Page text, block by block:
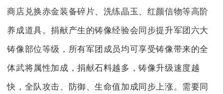
商店兑换赤金装备碎片、洗练晶玉、红颜信物等高阶
养成道具。捐献产生的铸像经验会同步提升军团六大
铸像部位等级，所有军团成员均可享受铸像带来的全
体武将属性加成，捐献石料越多，铸像升级速度越
快，全队攻击、防御、生命值加成同步上涨。需要同